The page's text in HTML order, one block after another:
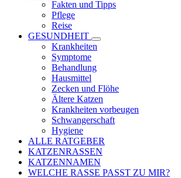
Fakten und Tipps
Pflege
Reise
GESUNDHEIT
Krankheiten
Symptome
Behandlung
Hausmittel
Zecken und Flöhe
Ältere Katzen
Krankheiten vorbeugen
Schwangerschaft
Hygiene
ALLE RATGEBER
KATZENRASSEN
KATZENNAMEN
WELCHE RASSE PASST ZU MIR?